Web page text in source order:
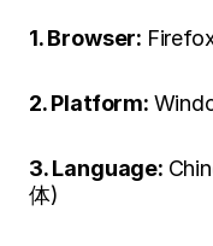
1. Browser:
2. Platform:
3. Language:
体)